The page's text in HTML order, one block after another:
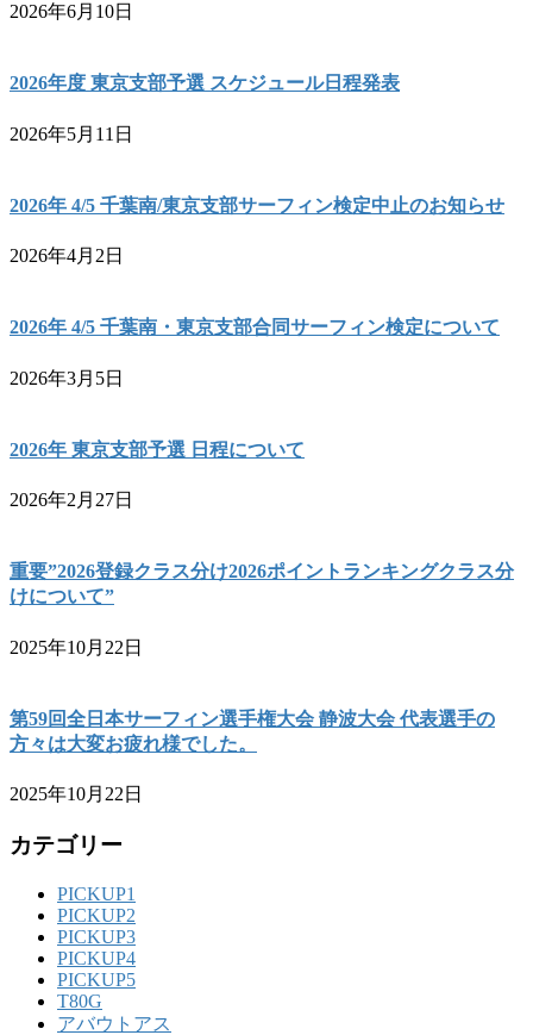
2026年6月10日
2026年度 東京支部予選 スケジュール日程発表
2026年5月11日
2026年 4/5 千葉南/東京支部サーフィン検定中止のお知らせ
2026年4月2日
2026年 4/5 千葉南・東京支部合同サーフィン検定について
2026年3月5日
2026年 東京支部予選 日程について
2026年2月27日
重要”2026登録クラス分け2026ポイントランキングクラス分
けについて”
2025年10月22日
第59回全日本サーフィン選手権大会 静波大会 代表選手の
方々は大変お疲れ様でした。
2025年10月22日
カテゴリー
PICKUP1
PICKUP2
PICKUP3
PICKUP4
PICKUP5
T80G
アバウトアス